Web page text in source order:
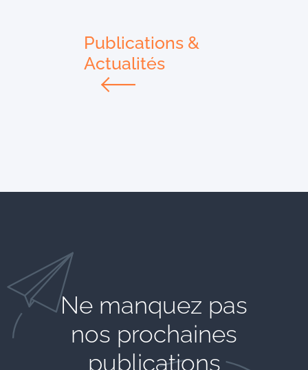
Publications &
Actualités
Ne manquez pas
nos prochaines
publications